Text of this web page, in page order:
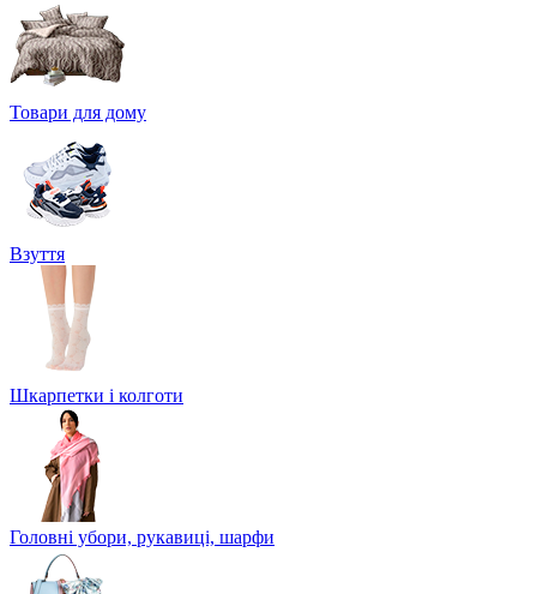
Товари для дому
Взуття
Шкарпетки і колготи
Головні убори, рукавиці, шарфи